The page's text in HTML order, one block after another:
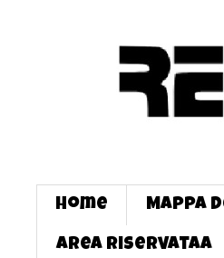
Home Mappa
Area Riservataa